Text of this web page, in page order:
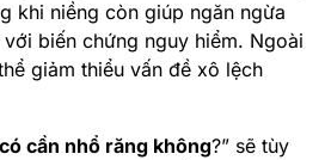
khi niềng còn giúp ngăn ngừa
biến chứng nguy hiểm. Ngoài
giảm thiểu vấn đề xô lệch
cần nhổ răng không?” sẽ tùy